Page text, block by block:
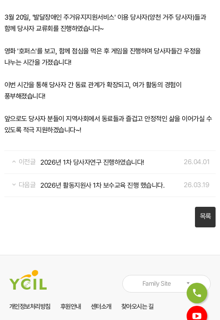
3월 20일, '발달장애인 주거유지지원서비스' 이용 당사자(양천 거주 당사자)들과
함께 당사자 교류회를 진행하였습니다~
영화 '호퍼스'를 보고, 함께 점심을 먹은 후 게임을 진행하며 당사자들간 우정을
나누는 시간을 가졌습니다!
이번 시간을 통해 당사자 간 동료 관계가 확장되고, 여가 활동의 경험이
풍부해졌습니다!
앞으로도 당사자 분들이 지역사회에서 동료들과 즐겁고 안정적인 삶을 이어가실 수
있도록 적극 지원하겠습니다~!
이전글 2026년 1차 당사자연구 진행하였습니다! 26.04.01
다음글 2026년 활동지원사 1차 보수교육 진행 했습니다. 26.03.19
목록
개인정보처리방침 후원안내 센터소개 찾아오시는 길
Family Site